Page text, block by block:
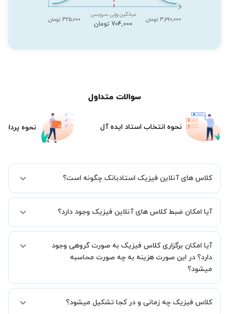
3,690,000 تومان
میانگین وزنی سرویس
704,000 تومان
325,000 تومان
سوالات متداول
نحوه انتخاب استاد ایده آل نحوه
کلاس های آنلاین فیزیک استادبانک چگونه است؟
شما میدهیم که استاد شما پیش از جلسه تمامی موارد لازم برای برگزاری
آیا امکان ضبط کلاس های آنلاین فیزیک وجود دارد؟
کنید.
آیا امکان برگزاری کلاس فیزیک به صورت گروهی وجود
دارد؟ در این صورت هزینه به چه صورت محاسبه
میشود؟
مایل هستید کلاس ها را در کنار دوستان و یا آشنایان خود به صورت گروهی
کلاس فیزیک چه زمانی و در کجا تشکیل میشود؟